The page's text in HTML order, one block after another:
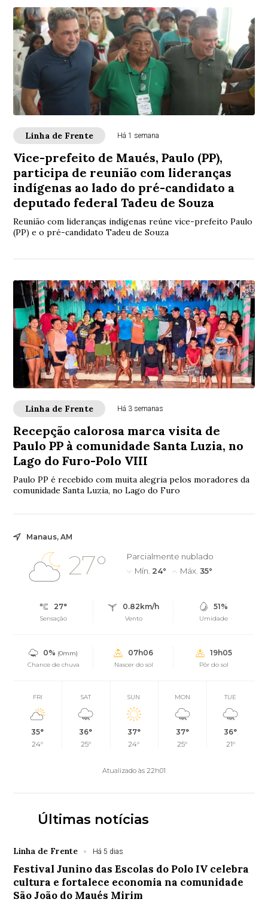
Linha de Frente Há 1 semana
Vice-prefeito de Maués, Paulo (PP),
participa de reunião com lideranças
indígenas ao lado do pré-candidato a
deputado federal Tadeu de Souza
Reunião com lideranças indígenas reúne vice-prefeito Paulo
(PP) e o pré-candidato Tadeu de Souza
Linha de Frente Há 3 semanas
Recepção calorosa marca visita de
Paulo PP à comunidade Santa Luzia, no
Lago do Furo-Polo VIII
Paulo PP é recebido com muita alegria pelos moradores da
comunidade Santa Luzia, no Lago do Furo
Manaus, AM
27°
Parcialmente nublado
Mín. 24° Máx. 35°
27°
Sensação
0.82km/h
Vento
51%
Umidade
0% (0mm)
Chance de chuva
07h06
Nascer do sol
19h05
Pôr do sol
FRI
35°
24°
SAT
36°
25°
SUN
37°
24°
MON
37°
25°
TUE
36°
21°
Atualizado às 22h01
Últimas notícias
Linha de Frente Há 5 dias
Festival Junino das Escolas do Polo IV celebra
cultura e fortalece economia na comunidade
São João do Maués Mirim